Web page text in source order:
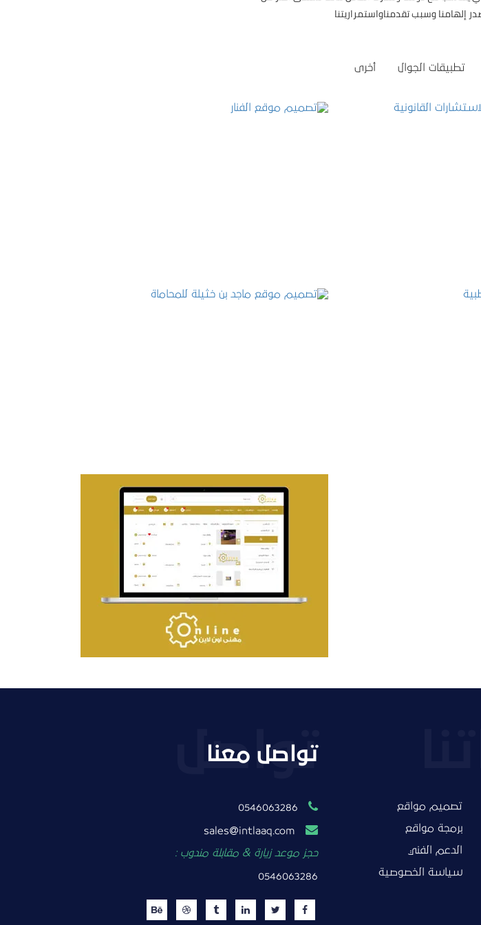
إلهامنا وسبب تقدمناواستمراريتنا
تطبيقات الجوال أخرى
تصميم حراج مهنى
التفاصيل
تصميم مواقع
برمجة مواقع
الدعم الفني
سياسة الخصوصية
تواصل معنا
0546063286
intlaaq.com
حجز موعد زيارة & مقابلة مندوب :
0546063286